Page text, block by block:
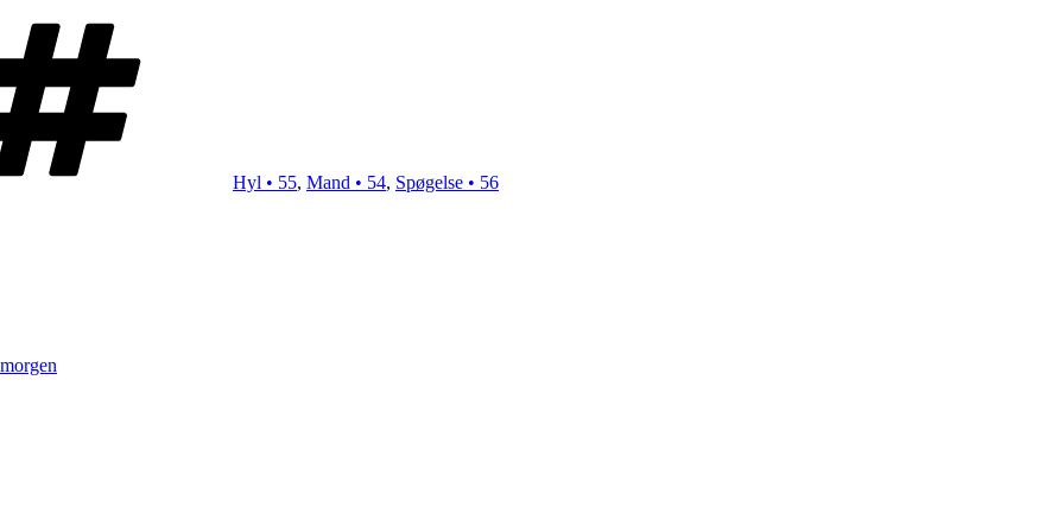
Hyl • 55, Mand • 54, Spøgelse • 56